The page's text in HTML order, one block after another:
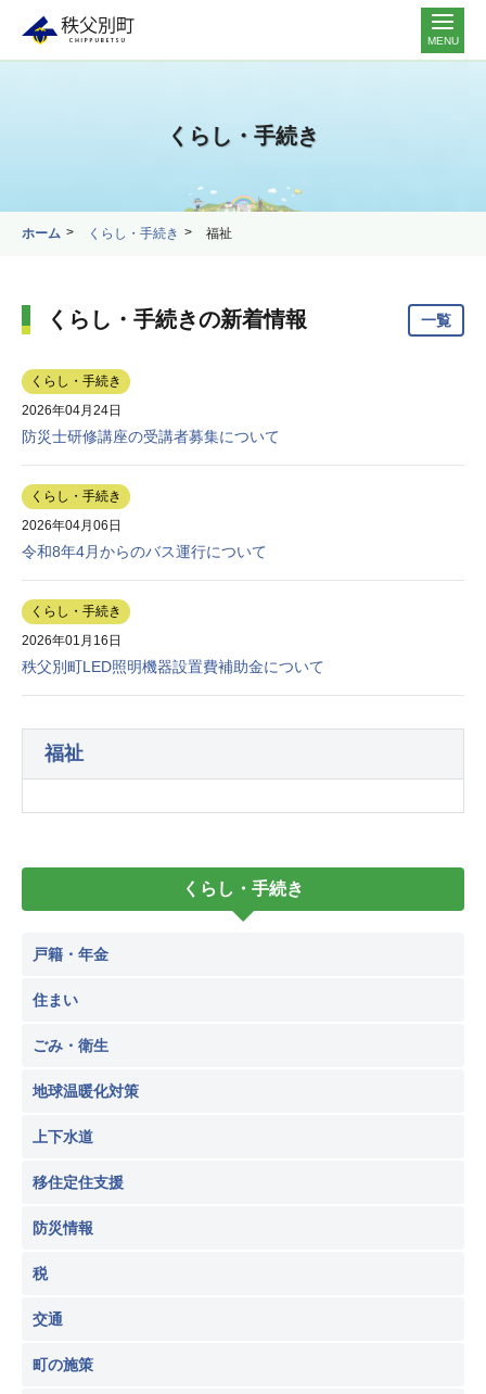
MENU
くらし・手続き
ホーム くらし・手続き 福祉
くらし・手続きの新着情報 一覧
くらし・手続き
2026年04月24日
防災士研修講座の受講者募集について
くらし・手続き
2026年04月06日
令和8年4月からのバス運行について
くらし・手続き
2026年01月16日
秩父別町LED照明機器設置費補助金について
福祉
くらし・手続き
戸籍・年金
住まい
ごみ・衛生
地球温暖化対策
上下水道
移住定住支援
防災情報
税
交通
町の施策